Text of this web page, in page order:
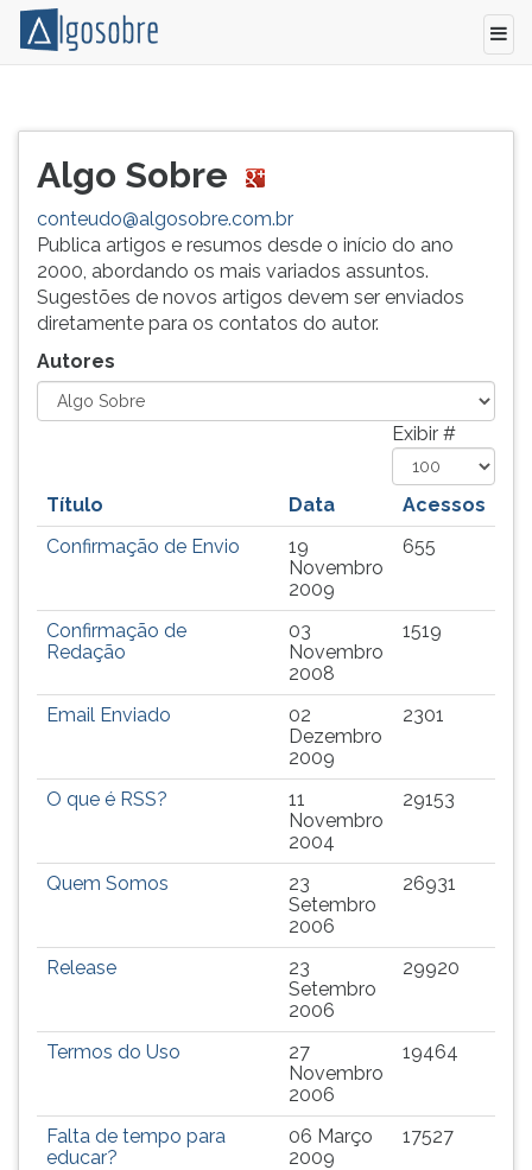
de
todos
autores
colaboradores
Algo
TAB
depois
ouvir
conteúdo
desta
Para
leitura
pressione
(primeira
esquerda
direita
Algo Sobre
conteudo@algosobre.com.br
Publica artigos e resumos desde o início do ano
2000, abordando os mais variados assuntos.
Sugestões de novos artigos devem ser enviados
diretamente para os contatos do autor.
Autores
Exibir #
Título Data
Acessos
Confirmação de Envio
19
Novembro
2009
655
Confirmação de
Redação
03
Novembro
2008
1519
Email Enviado
02
Dezembro
2009
2301
O que é RSS?
11
Novembro
2004
29153
Quem Somos
23
Setembro
2006
26931
Release
23
Setembro
2006
29920
Termos do Uso
27
Novembro
2006
19464
Falta de tempo para
educar?
06 Março
2009
17527